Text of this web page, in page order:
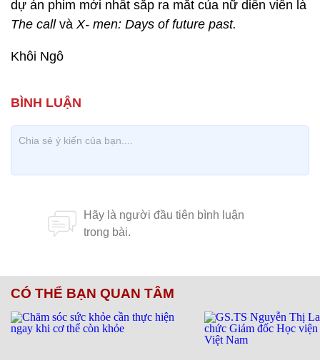
dự án phim mới nhất sắp ra mắt của nữ diễn viên là
The call và X- men: Days of future past.
Khôi Ngô
CÓ THỂ BẠN QUAN TÂM